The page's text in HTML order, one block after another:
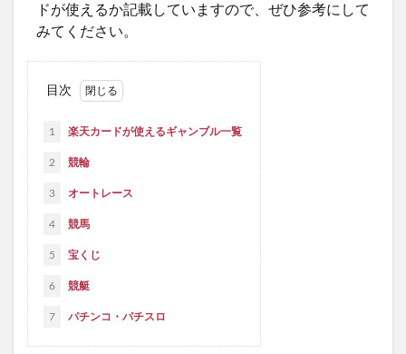
ドが使えるか記載していますので、ぜひ参考にして
みてください。
目次
1 楽天カードが使えるギャンブル一覧
2 競輪
3 オートレース
4 競馬
5 宝くじ
6 競艇
7 パチンコ・パチスロ